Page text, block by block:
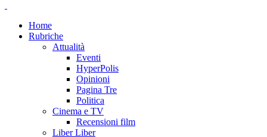
Home
Rubriche
Attualità
Eventi
HyperPolis
Opinioni
Pagina Tre
Politica
Cinema e TV
Recensioni film
Liber Liber